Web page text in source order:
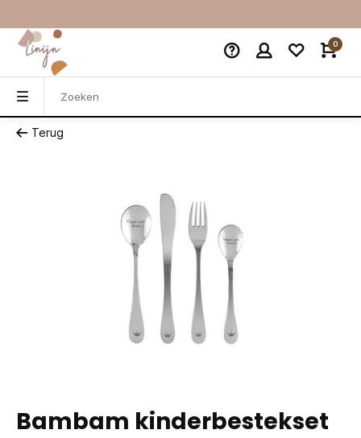
0
Terug
Bambam kinderbestekset